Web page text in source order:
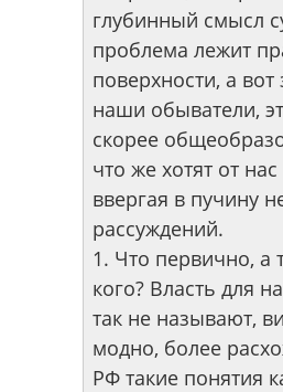
глубинный смысл
проблема лежит
поверхности, а вот
наши обыватели,
скорее
что же хотят от
ввергая в пучину
рассуждений.
1. Что первично, а
кого? Власть для
так не называют,
модно, более
РФ такие понятия